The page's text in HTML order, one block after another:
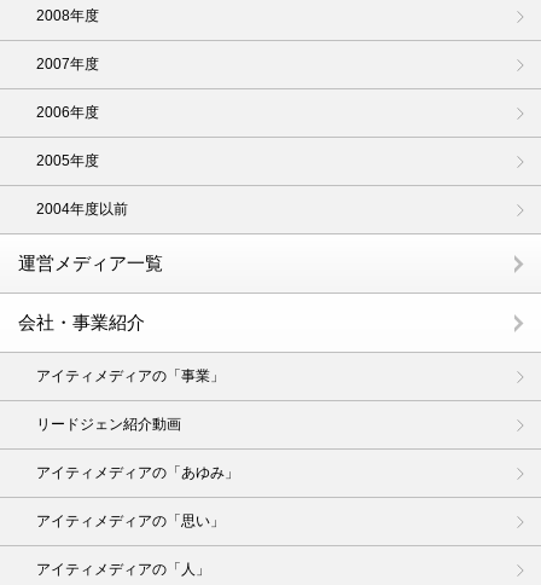
2008年度
2007年度
2006年度
2005年度
2004年度以前
運営メディア一覧
会社・事業紹介
アイティメディアの「事業」
リードジェン紹介動画
アイティメディアの「あゆみ」
アイティメディアの「思い」
アイティメディアの「人」